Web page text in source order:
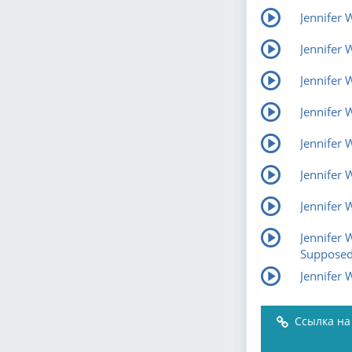
Jennifer
Jennifer
Jennifer
Jennifer
Jennifer
Jennifer
Jennifer
Jennifer
Jennifer
Ссылка